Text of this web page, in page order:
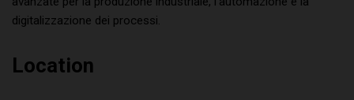
digitalizzazione dei processi.
Location